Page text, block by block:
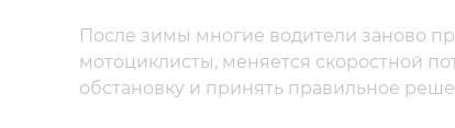
После зимы многие водители заново
мотоциклисты, меняется скоростной
обстановку и принять правильное